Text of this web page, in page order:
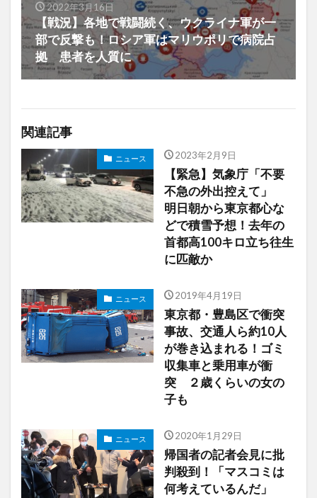
2022年3月16日
【戦況】各地で戦闘続く、ウクライナ軍が一
部で反撃も！ロシア軍はマリウポリで病院占
拠 患者を人質に
関連記事
ニュース 2023年2月9日
【緊急】気象庁「不要
不急の外出控えて」
明日朝から東京都心な
どで積雪予想！去年の
首都高100キロ立ち往生
に匹敵か
ニュース 2019年4月19日
東京都・豊島区で衝突
事故、交通人ら約10人
が巻き込まれる！ゴミ
収集車と乗用車が衝
突 ２歳くらいの女の
子も
ニュース 2020年1月29日
帰国者の記者会見に批
判殺到！「マスコミは
何考えているんだ」